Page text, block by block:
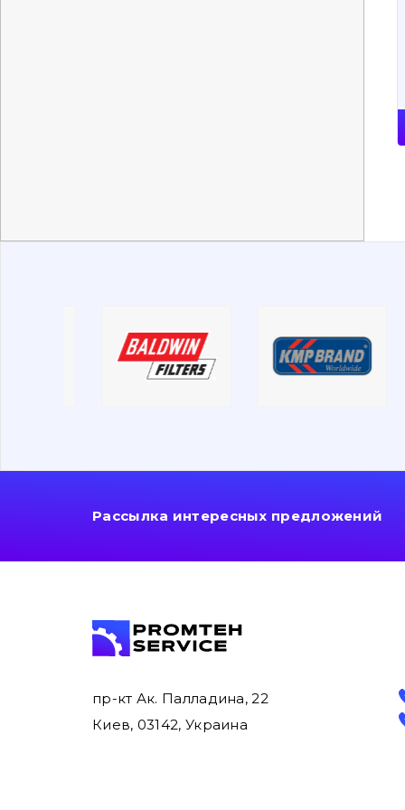
Рассылка интересных предложений
пр-кт Ак. Палладина, 22
Киев, 03142, Украина